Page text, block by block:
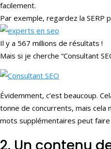
facilement.
Par exemple, regardez la SERP
Il y a 567 millions de résultats !
Mais si je cherche “Consultant
Évidemment, c’est beaucoup.
tonne de concurrents, mais cela
mots supplémentaires peut